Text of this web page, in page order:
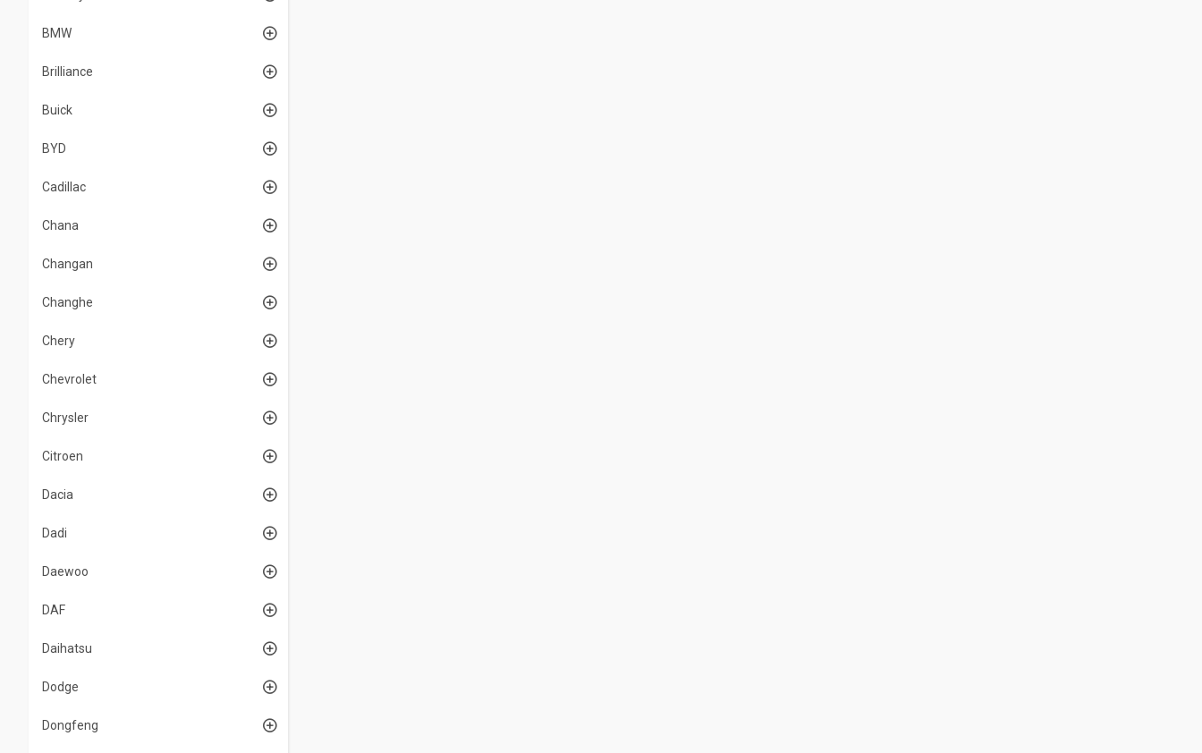
BMW
Brilliance
Buick
BYD
Cadillac
Chana
Changan
Changhe
Chery
Chevrolet
Chrysler
Citroen
Dacia
Dadi
Daewoo
DAF
Daihatsu
Dodge
Dongfeng